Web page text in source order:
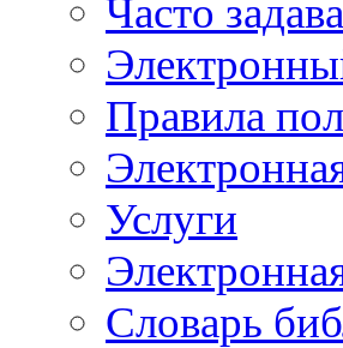
Часто
Правила
Услуги
Словарь